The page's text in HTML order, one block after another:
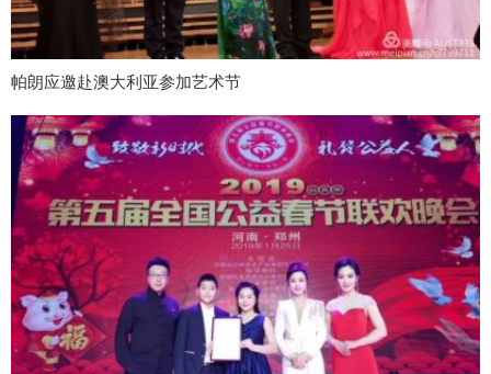
帕朗应邀赴澳大利亚参加艺术节